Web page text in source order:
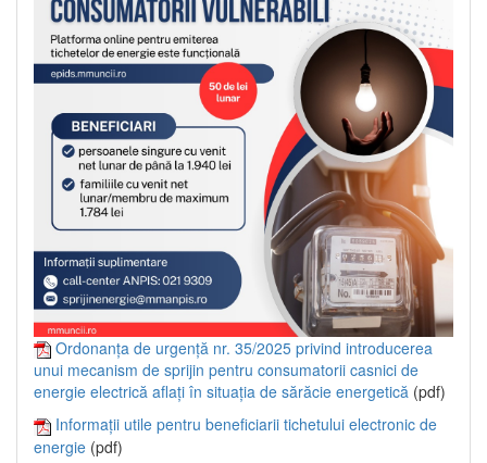
Ordonanța de urgență nr. 35/2025 privind introducerea
unui mecanism de sprijin pentru consumatorii casnici de
energie electrică aflați în situația de sărăcie energetică (pdf)
Informații utile pentru beneficiarii tichetului electronic de
energie (pdf)